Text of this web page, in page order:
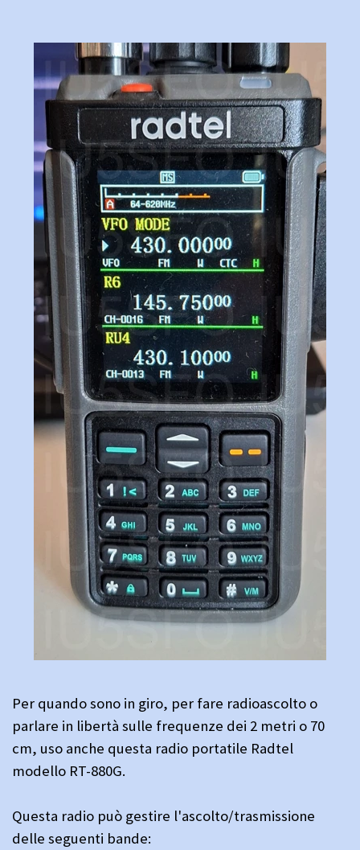
Per quando sono in giro, per fare radioascolto o
parlare in libertà sulle frequenze dei 2 metri o 70
cm, uso anche questa radio portatile Radtel
modello RT-880G.
Questa radio può gestire l'ascolto/trasmissione
delle seguenti bande: